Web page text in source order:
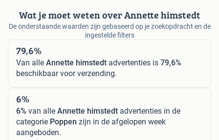
Wat je moet weten over Annette himstedt
De onderstaande waarden zijn gebaseerd op je zoekopdracht en de
ingestelde filters
79,6%
Van alle Annette himstedt advertenties is 79,6%
beschikbaar voor verzending.
6%
6% van alle Annette himstedt advertenties in de
categorie Poppen zijn in de afgelopen week
aangeboden.